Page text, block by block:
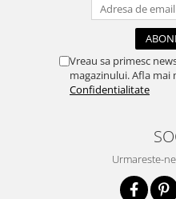
Articole din bumbac
Design cofetarie
Pictura pe fata si corp
Vopsea pentru fata si corp
Vreau sa primesc
magazinului. Afla mai
Confidentialitate
Urmareste-